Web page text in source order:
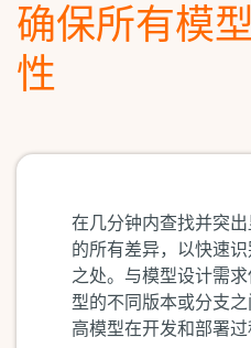
确保所有模
性
在几分钟内查找并突
的所有差异，以快速
之处。与模型设计需
型的不同版本或分支
高模型在开发和部署过